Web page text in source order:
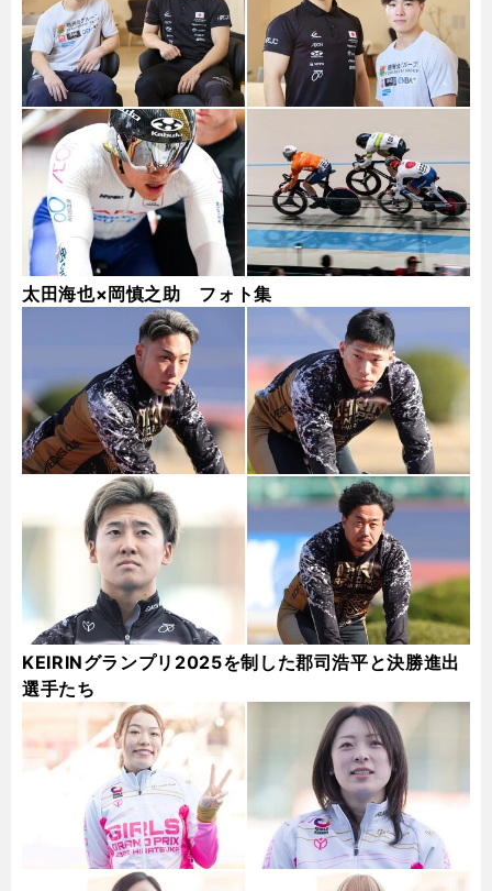
太田海也×岡慎之助 フォト集
KEIRINグランプリ2025を制した郡司浩平と決勝進出
選手たち